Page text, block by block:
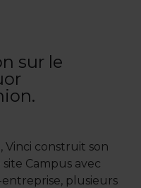
sur le
Vinci construit son
Campus avec
plusieurs